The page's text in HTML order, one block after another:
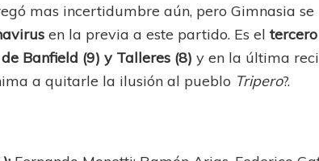
mas incertidumbre aún, pero Gimnasia se
en la previa a este partido. Es el
Banfield (9) y Talleres (8) y en la última
a quitarle la ilusión al pueblo Tripero?.
COPA SUDAMERICANA LANÚS
Sur Defendido